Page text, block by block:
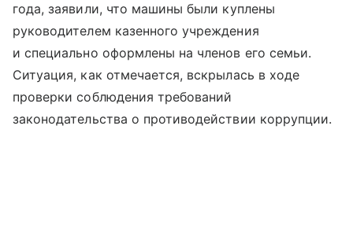
года, заявили, что машины были куплены
руководителем казенного учреждения
и специально оформлены на членов его семьи.
Ситуация, как отмечается, вскрылась в ходе
проверки соблюдения требований
законодательства о противодействии коррупции.